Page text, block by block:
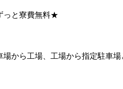
っと寮費無料★
から工場、工場から指定駐車